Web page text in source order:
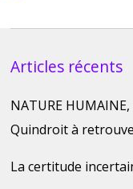
Articles récents
NATURE
Quindroit à
La certitude